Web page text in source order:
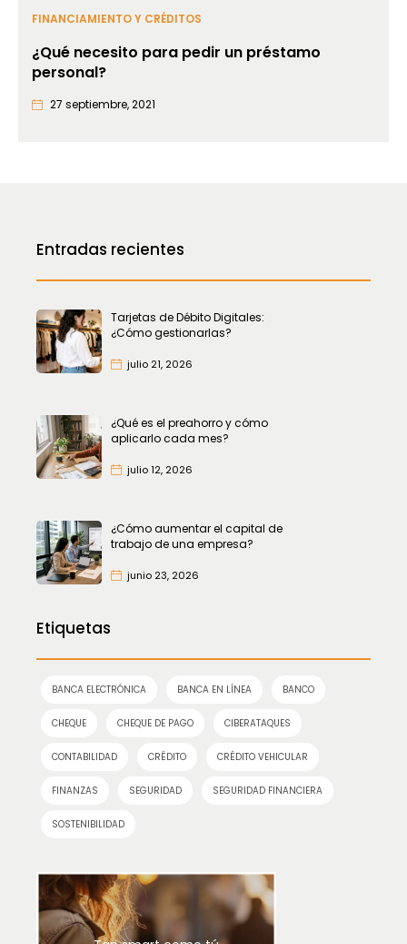
Entradas recientes
Tarjetas de Débito Digitales:
¿Cómo gestionarlas?
julio 21, 2026
¿Qué es el preahorro y cómo
aplicarlo cada mes?
julio 12, 2026
¿Cómo aumentar el capital de
trabajo de una empresa?
junio 23, 2026
Etiquetas
BANCA ELECTRÓNICA BANCA EN LÍNEA BANCO
CHEQUE CHEQUE DE PAGO CIBERATAQUES
CONTABILIDAD CRÉDITO CRÉDITO VEHICULAR
FINANZAS SEGURIDAD SEGURIDAD FINANCIERA
SOSTENIBILIDAD
FINANCIAMIENTO Y CRÉDITOS
¿Qué necesito para pedir un préstamo
personal?
27 septiembre, 2021